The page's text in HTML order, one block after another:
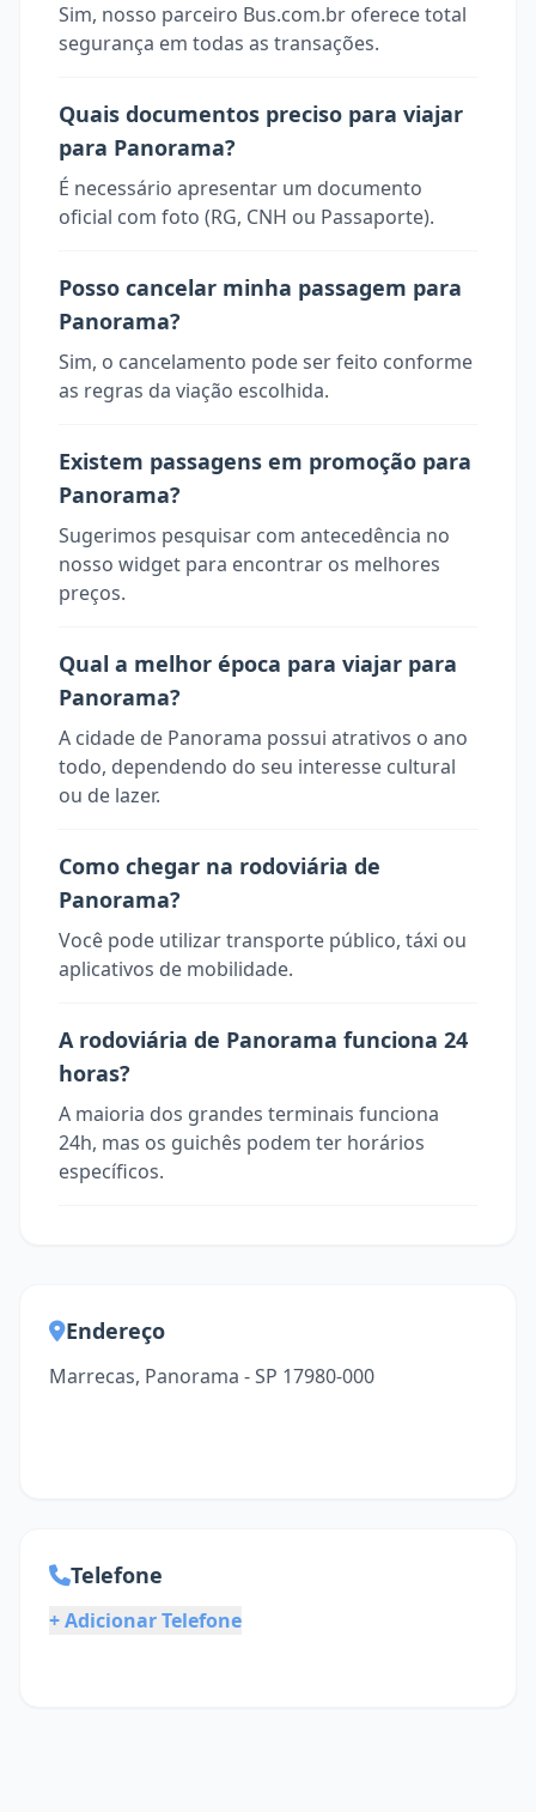
Sim, nosso parceiro Bus.com.br oferece total
segurança em todas as transações.
Quais documentos preciso para viajar
para Panorama?
É necessário apresentar um documento
oficial com foto (RG, CNH ou Passaporte).
Posso cancelar minha passagem para
Panorama?
Sim, o cancelamento pode ser feito conforme
as regras da viação escolhida.
Existem passagens em promoção para
Panorama?
Sugerimos pesquisar com antecedência no
nosso widget para encontrar os melhores
preços.
Qual a melhor época para viajar para
Panorama?
A cidade de Panorama possui atrativos o ano
todo, dependendo do seu interesse cultural
ou de lazer.
Como chegar na rodoviária de
Panorama?
Você pode utilizar transporte público, táxi ou
aplicativos de mobilidade.
A rodoviária de Panorama funciona 24
horas?
A maioria dos grandes terminais funciona
24h, mas os guichês podem ter horários
específicos.
Endereço
Marrecas, Panorama - SP 17980-000
Telefone
+ Adicionar Telefone